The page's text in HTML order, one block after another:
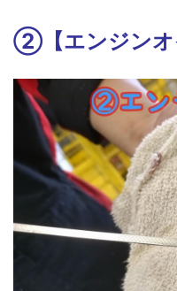
②【エンジンオ